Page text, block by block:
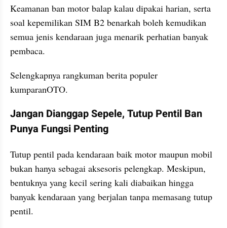
Keamanan ban motor balap kalau dipakai harian, serta
soal kepemilikan SIM B2 benarkah boleh kemudikan
semua jenis kendaraan juga menarik perhatian banyak
pembaca.
Selengkapnya rangkuman berita populer
kumparanOTO.
Jangan Dianggap Sepele, Tutup Pentil Ban
Punya Fungsi Penting
Tutup pentil pada kendaraan baik motor maupun mobil
bukan hanya sebagai aksesoris pelengkap. Meskipun,
bentuknya yang kecil sering kali diabaikan hingga
banyak kendaraan yang berjalan tanpa memasang tutup
pentil.